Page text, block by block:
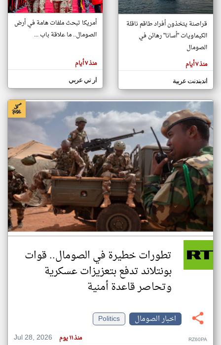
تغيير الدولة
اخبار الصومال على مدار الساعة
أهم اخبار الصومال العاجلة والمباشرة
المقالات
هنا عن
وجهة
كاتبيها.
قراصنة يتخذون أفراد طاقم ناقلة
الكيماويات "أسانا" رهائن في
الصومال
منذ ٧ أيام
اندبندنت عربية
أمريكا تبحث ملفات هامة في أرض
الصومال.. ما علاقة باب ...
منذ ٧ أيام
ار تي عربي
تطورات خطيرة في الصومال.. قوات
بونتلاند تدفع بتعزيزات عسكرية
وتحاصر قاعدة أمنية
اخبار الصومال
Politics
Jul 28, 2026
منذ ١١ يوم RZ60PA
klyoum.com